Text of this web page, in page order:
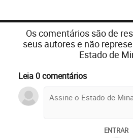
Os comentários são de
seus autores e não
Estado de
Leia 0 comentários
ENTRAR